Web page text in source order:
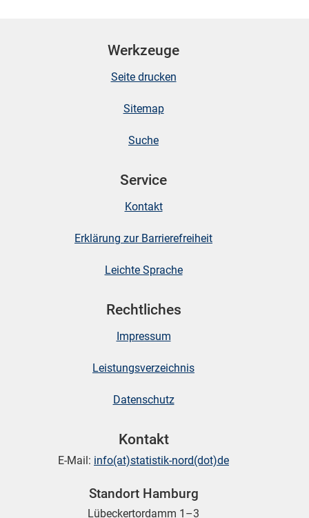
Werkzeuge
Seite drucken
Sitemap
Suche
Service
Kontakt
Erklärung zur Barrierefreiheit
Leichte Sprache
Rechtliches
Impressum
Leistungsverzeichnis
Datenschutz
Kontakt
E-Mail: info(at)statistik-nord(dot)de
Standort Hamburg
Lübeckertordamm 1–3